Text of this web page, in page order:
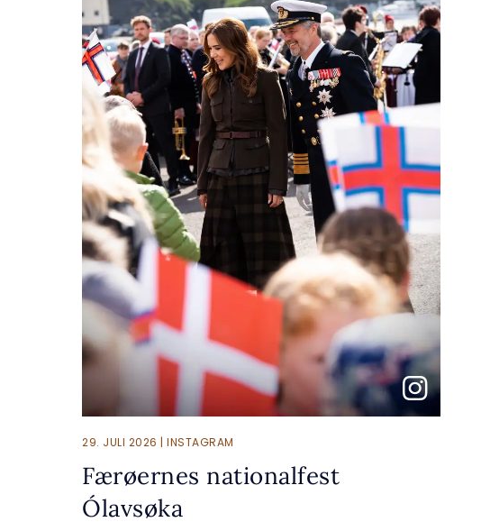
29. JULI 2026 | INSTAGRAM
Færøernes nationalfest
Ólavsøka